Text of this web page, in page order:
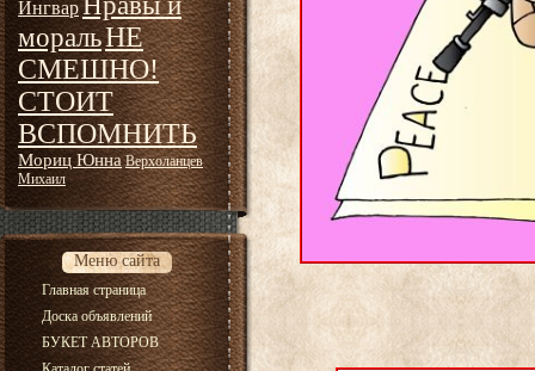
Ингвар
моральНЕ
СМЕШНО!
СТОИТ
ВСПОМНИТЬ
Мориц Юнна Верхоланцев
Михаил
Меню сайта
Главная страница
Доска объявлений
БУКЕТ АВТОРОВ